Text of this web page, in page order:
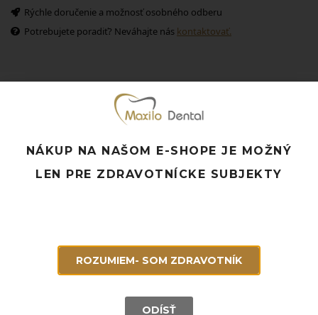
Rýchle doručenie a možnosť osobného odberu
Potrebujete poradiť? Neváhajte nás kontaktovať.
Súvisiace produkty
NÁKUP NA NAŠOM E-SHOPE JE MOŽNÝ
LEN PRE ZDRAVOTNÍCKE SUBJEKTY
ROZUMIEM- SOM ZDRAVOTNÍK
ODÍSŤ